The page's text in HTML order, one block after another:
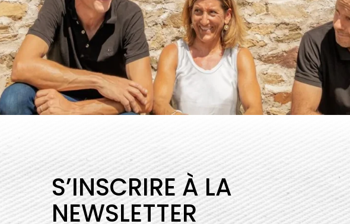
S’INSCRIRE À LA
NEWSLETTER